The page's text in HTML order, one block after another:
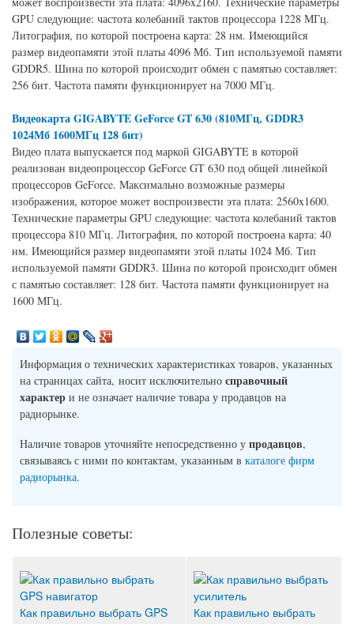
GPU следующие: частота колебаний тактов процессора 1228 МГц.
Литография, по которой построена карта: 28 нм. Имеющийся
размер видеопамяти этой платы 4096 Мб. Тип используемой памяти
GDDR5. Шина по которой происходит обмен с памятью составляет:
256 бит. Частота памяти функционирует на 7000 МГц.
Видеокарта GIGABYTE GeForce GT 630 (810МГц, GDDR3
1024Мб 1600МГц 128 бит)
Видео плата выпускается под маркой GIGABYTE в которой
реализован видеопроцессор GeForce GT 630 под общей линейкой
процессоров GeForce. Максимально возможные размеры
изображения, которое может воспроизвести эта плата: 2560x1600.
Технические параметры GPU следующие: частота колебаний тактов
процессора 810 МГц. Литография, по которой построена карта: 40
нм. Имеющийся размер видеопамяти этой платы 1024 Мб. Тип
используемой памяти GDDR3. Шина по которой происходит обмен
с памятью составляет: 128 бит. Частота памяти функционирует на
1600 МГц.
Информация о технических характеристиках товаров, указанных
на страницах сайта, носит исключительно справочный
характер и не означает наличие товара у продавцов на
радиорынке.
Наличие товаров уточняйте непосредственно у продавцов,
связываясь с ними по контактам, указанным в каталоге фирм
радиорынка.
Полезные советы:
Как правильно выбрать GPS
Как правильно выбрать